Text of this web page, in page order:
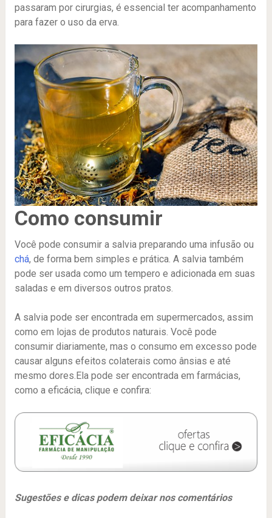
passaram por cirurgias, é essencial ter acompanhamento
para fazer o uso da erva.
Como consumir
Você pode consumir a salvia preparando uma infusão ou
chá, de forma bem simples e prática. A salvia também
pode ser usada como um tempero e adicionada em suas
saladas e em diversos outros pratos.
A salvia pode ser encontrada em supermercados, assim
como em lojas de produtos naturais. Você pode
consumir diariamente, mas o consumo em excesso pode
causar alguns efeitos colaterais como ânsias e até
mesmo dores.Ela pode ser encontrada em farmácias,
como a eficácia, clique e confira:
Sugestões e dicas podem deixar nos comentários